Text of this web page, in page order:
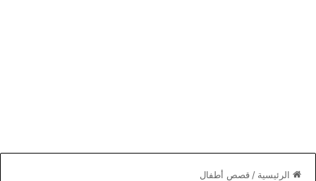
الرئيسية / قصص أطفال